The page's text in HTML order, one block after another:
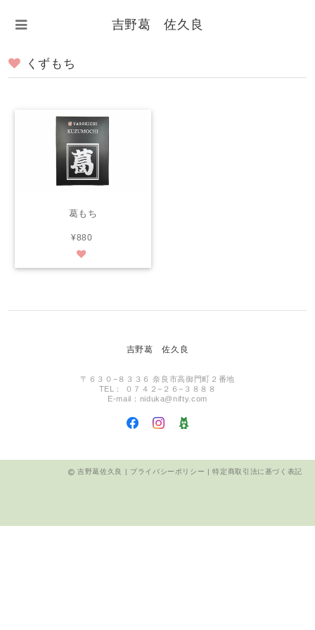
吉野葛 佐久良
くずもち
葛もち
¥880
吉野葛 佐久良
〒６３０−８３３６ 奈良市高御門町２番地
TEL： ０７４２−２６−３８８８
E-mail： niduka@nifty.com
吉野葛佐久良 | プライバシーポリシー |特定商取引法に基づく表記